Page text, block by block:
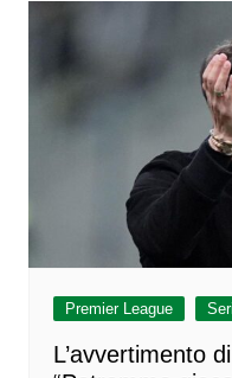
Premier League
L’avvertimento